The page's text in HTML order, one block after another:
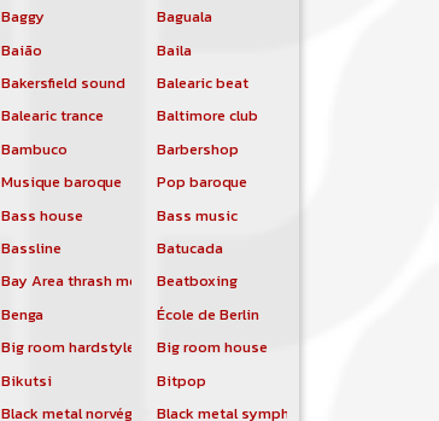
Baggy
Baguala
Baião
Baila
Bakersfield sound
Balearic beat
Balearic trance
Baltimore club
Bambuco
Barbershop
Musique baroque
Pop baroque
Bass house
Bass music
Bassline
Batucada
Bay Area thrash metal Beatboxing
Benga
École de Berlin
Big room hardstyle
Big room house
Bikutsi
Bitpop
Black metal norvégien
Black metal symphonique